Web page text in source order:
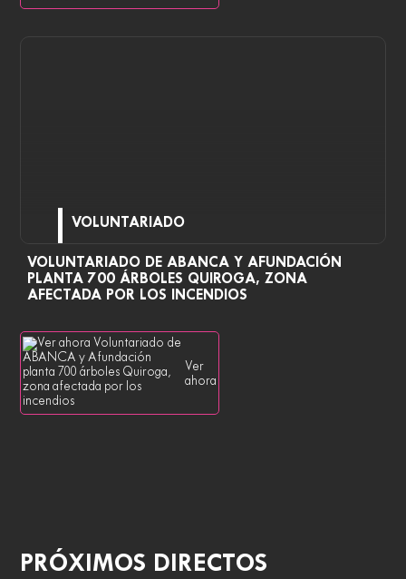
VOLUNTARIADO
VOLUNTARIADO DE ABANCA Y AFUNDACIÓN
PLANTA 700 ÁRBOLES QUIROGA, ZONA
AFECTADA POR LOS INCENDIOS
Ver
ahora
PRÓXIMOS DIRECTOS